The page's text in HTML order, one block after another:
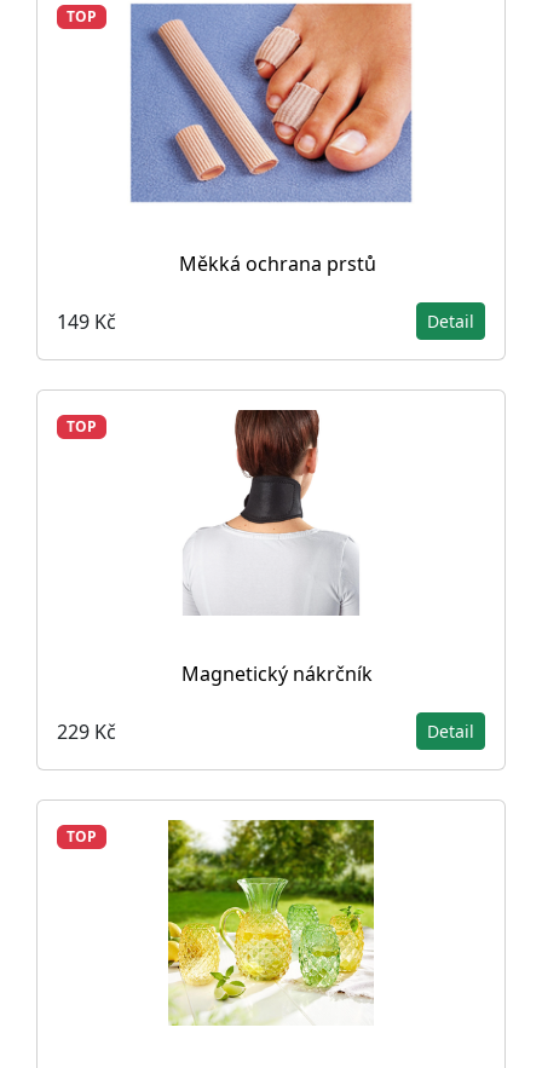
TOP
Měkká ochrana prstů
149 Kč Detail
TOP
Magnetický nákrčník
229 Kč Detail
TOP